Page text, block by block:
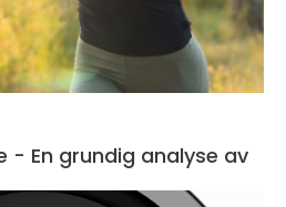
- En grundig analyse av